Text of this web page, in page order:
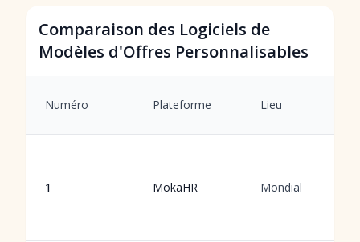
Comparaison des Logiciels de
Modèles d'Offres Personnalisables
Numéro Plateforme Lieu
1 MokaHR Mondial